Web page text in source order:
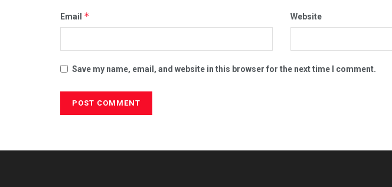
Email * Website
Save my name, email, and website in this browser for the next time I comment.